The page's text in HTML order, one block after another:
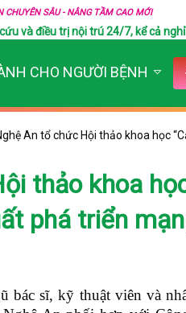
CHUYÊN SÂU - NÂNG TẦM CAO MỚI
và điều trị nội trú 24/7, kể cả nghỉ
CHO NGƯỜI BỆNH
An tổ chức Hội thảo khoa học
thảo khoa
phá triển
bác sĩ, kỹ thuật viên và